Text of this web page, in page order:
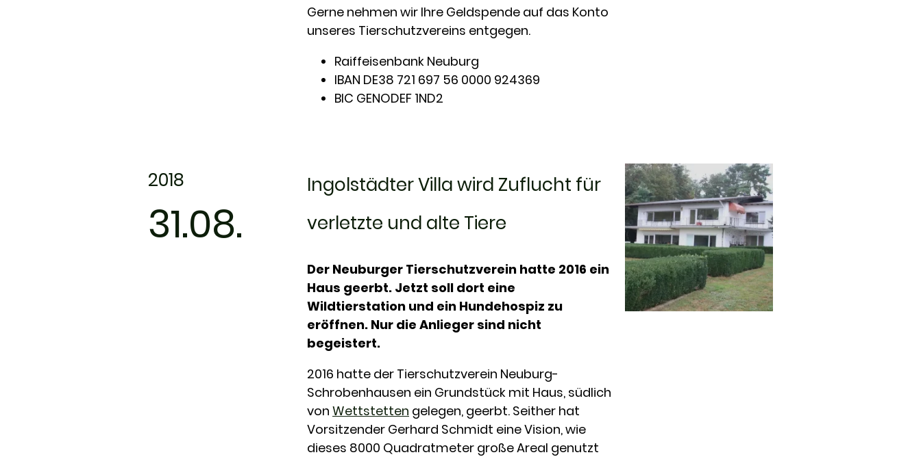
Gerne nehmen wir Ihre Geldspende auf das Konto
unseres Tierschutzvereins entgegen.
Raiffeisenbank Neuburg
IBAN DE38 721 697 56 0000 924369
BIC GENODEF 1ND2
2018
31.08.
Ingolstädter Villa wird Zuflucht für
verletzte und alte Tiere
Der Neuburger Tierschutzverein hatte 2016 ein
Haus geerbt. Jetzt soll dort eine
Wildtierstation und ein Hundehospiz zu
eröffnen. Nur die Anlieger sind nicht
begeistert.
2016 hatte der Tierschutzverein Neuburg-
Schrobenhausen ein Grundstück mit Haus, südlich
von Wettstetten gelegen, geerbt. Seither hat
Vorsitzender Gerhard Schmidt eine Vision, wie
dieses 8000 Quadratmeter große Areal genutzt